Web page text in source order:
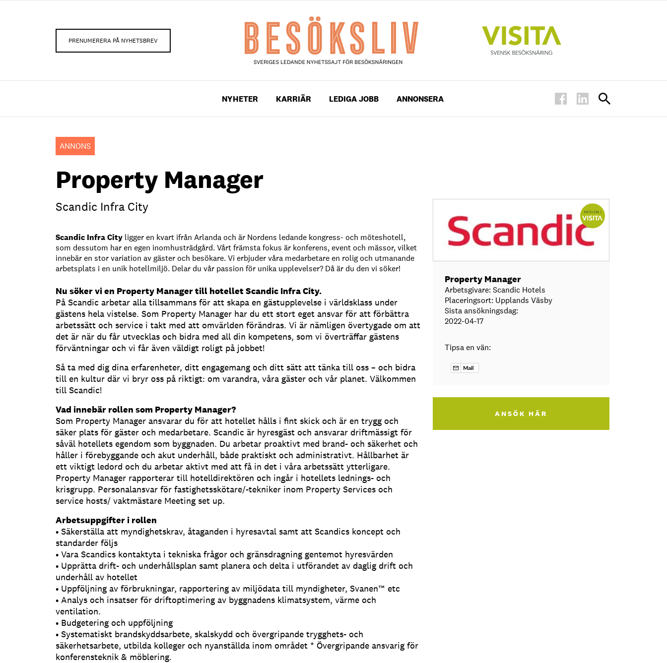
PRENUMERERA PÅ NYHETSBREV
NYHETER KARRIÄR LEDIGA JOBB ANNONSERA
ANNONS
Property Manager
Scandic Infra City
Scandic Infra City ligger en kvart ifrån Arlanda och är Nordens ledande kongress- och möteshotell,
som dessutom har en egen inomhusträdgård. Vårt främsta fokus är konferens, event och mässor, vilket
innebär en stor variation av gäster och besökare. Vi erbjuder våra medarbetare en rolig och utmanande
arbetsplats i en unik hotellmiljö. Delar du vår passion för unika upplevelser? Då är du den vi söker!
Nu söker vi en Property Manager till hotellet Scandic Infra City.
På Scandic arbetar alla tillsammans för att skapa en gästupplevelse i världsklass under
gästens hela vistelse. Som Property Manager har du ett stort eget ansvar för att förbättra
arbetssätt och service i takt med att omvärlden förändras. Vi är nämligen övertygade om att
det är när du får utvecklas och bidra med all din kompetens, som vi överträffar gästens
förväntningar och vi får även väldigt roligt på jobbet!
Så ta med dig dina erfarenheter, ditt engagemang och ditt sätt att tänka till oss – och bidra
till en kultur där vi bryr oss på riktigt: om varandra, våra gäster och vår planet. Välkommen
till Scandic!
Vad innebär rollen som Property Manager?
Som Property Manager ansvarar du för att hotellet hålls i fint skick och är en trygg och
säker plats för gäster och medarbetare. Scandic är hyresgäst och ansvarar driftmässigt för
såväl hotellets egendom som byggnaden. Du arbetar proaktivt med brand- och säkerhet och
håller i förebyggande och akut underhåll, både praktiskt och administrativt. Hållbarhet är
ett viktigt ledord och du arbetar aktivt med att få in det i våra arbetssätt ytterligare.
Property Manager rapporterar till hotelldirektören och ingår i hotellets lednings- och
krisgrupp. Personalansvar för fastighetsskötare/-tekniker inom Property Services och
service hosts/ vaktmästare Meeting set up.
Arbetsuppgifter i rollen
• Säkerställa att myndighetskrav, åtaganden i hyresavtal samt att Scandics koncept och
standarder följs
• Vara Scandics kontaktyta i tekniska frågor och gränsdragning gentemot hyresvärden
• Upprätta drift- och underhållsplan samt planera och delta i utförandet av daglig drift och
underhåll av hotellet
• Uppföljning av förbrukningar, rapportering av miljödata till myndigheter, Svanen™ etc
• Analys och insatser för driftoptimering av byggnadens klimatsystem, värme och
ventilation.
• Budgetering och uppföljning
• Systematiskt brandskyddsarbete, skalskydd och övergripande trygghets- och
säkerhetsarbete, utbilda kolleger och nyanställda inom området * Övergripande ansvarig för
konferensteknik & möblering.
Property Manager
Arbetsgivare: Scandic Hotels
Placeringsort: Upplands Väsby
Sista ansökningsdag:
2022-04-17
Tipsa en vän:
ANSÖK HÄR